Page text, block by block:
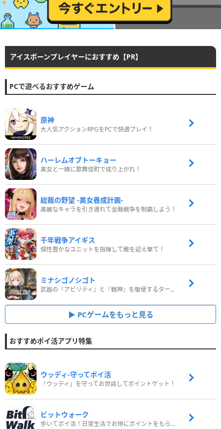
アイスボーンプレイヤーにおすすめ【PR】
PCで遊べるおすすめゲーム
原神
大人気アクションRPGをPCで快適プレイ！
ハーレムオブトーキョー
美女と一緒に歌舞伎町で成り上がれ！
総裁の野望 -美女養成計画-
美麗なキャラを引き連れて金融戦争を制覇しよう！
千年戦争アイギス
個性豊かなユニットを指揮して敵を迎え撃て！
ミナシゴノシゴト
武器の『アビリティ』と『戦神』を駆使するターン制コマンドバトルRPG！
PCゲームをもっと見る
おすすめポイ活アプリ特集
ウッディ‐守ってポイ活
「ウッディ」を守ってお世話してポイントゲット！
ビットウォーク
歩いてポイ活！日常生活でお得にポイントをもらおう